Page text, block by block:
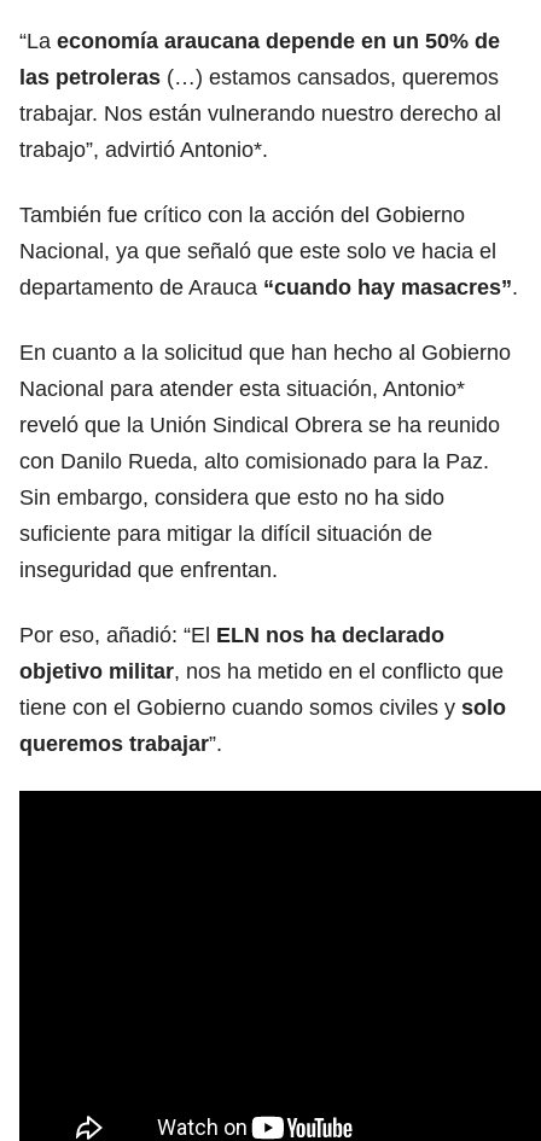
“La economía araucana depende en un 50% de
las petroleras (…) estamos cansados, queremos
trabajar. Nos están vulnerando nuestro derecho al
trabajo”, advirtió Antonio*.
También fue crítico con la acción del Gobierno
Nacional, ya que señaló que este solo ve hacia el
departamento de Arauca “cuando hay masacres”.
En cuanto a la solicitud que han hecho al Gobierno
Nacional para atender esta situación, Antonio*
reveló que la Unión Sindical Obrera se ha reunido
con Danilo Rueda, alto comisionado para la Paz.
Sin embargo, considera que esto no ha sido
suficiente para mitigar la difícil situación de
inseguridad que enfrentan.
Por eso, añadió: “El ELN nos ha declarado
objetivo militar, nos ha metido en el conflicto que
tiene con el Gobierno cuando somos civiles y solo
queremos trabajar”.